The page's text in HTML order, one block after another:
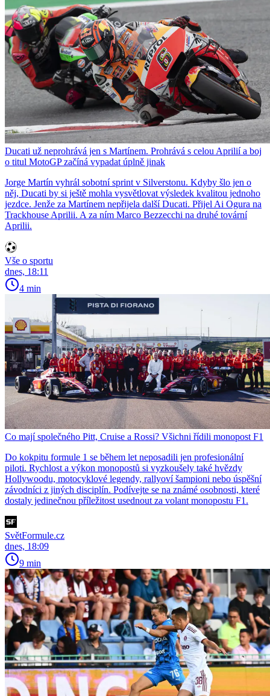
Ducati už neprohrává jen s Martínem. Prohrává s celou Aprilií a boj
o titul MotoGP začíná vypadat úplně jinak
Jorge Martín vyhrál sobotní sprint v Silverstonu. Kdyby šlo jen o
něj, Ducati by si ještě mohla vysvětlovat výsledek kvalitou jednoho
jezdce. Jenže za Martínem nepřijela další Ducati. Přijel Ai Ogura na
Trackhouse Aprilii. A za ním Marco Bezzecchi na druhé tovární
Aprilii.
Vše o sportu
dnes, 18:11
4 min
Co mají společného Pitt, Cruise a Rossi? Všichni řídili monopost F1
Do kokpitu formule 1 se během let neposadili jen profesionální
piloti. Rychlost a výkon monopostů si vyzkoušely také hvězdy
Hollywoodu, motocyklové legendy, rallyoví šampioni nebo úspěšní
závodníci z jiných disciplín. Podívejte se na známé osobnosti, které
dostaly jedinečnou příležitost usednout za volant monopostu F1.
SvětFormule.cz
dnes, 18:09
9 min